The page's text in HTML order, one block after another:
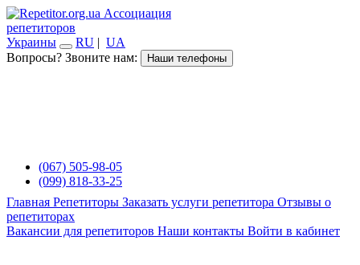
Ассоциация
репетиторов
Украины
RU | UA
Вопросы? Звоните нам:
Наши телефоны
(067) 505-98-05
(099) 818-33-25
Главная Репетиторы Заказать услуги репетитора Отзывы о
репетиторах
Вакансии для репетиторов Наши контакты Войти в кабинет